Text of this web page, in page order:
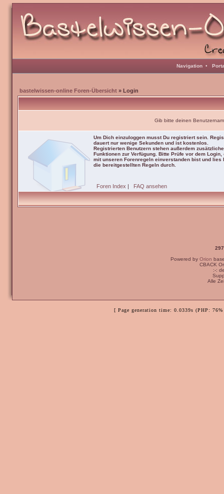
Navigation •
bastelwissen-online Foren-Übersicht » Login
Gib bitte deinen
Um Dich einzuloggen musst Du registriert sein.
dauert nur wenige Sekunden und ist kostenlos.
Registrierten Benutzern stehen außerdem zusätzliche
Funktionen zur Verfügung. Bitte Prüfe vor dem Login,
mit unseren Forenregeln einverstanden bist und lies
die bereitgestellten Regeln durch.
Foren Index | FAQ ansehen
Powered by Orion
CBACK
:-:
Alle
[ Page generation time: 0.0339s (PHP: